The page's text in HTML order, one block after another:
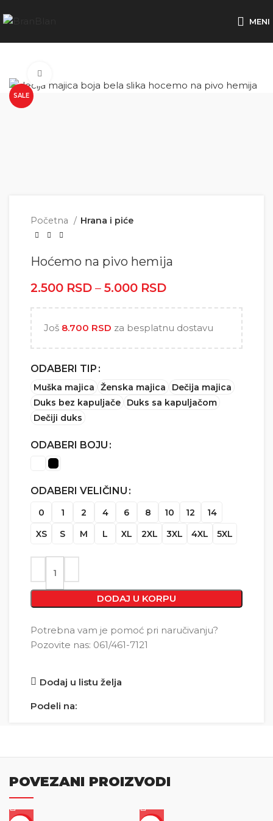
MENI
SALE
Početna Hrana i piće
Hoćemo na pivo hemija
2.500 RSD – 5.000 RSD
Još 8.700 RSD za besplatnu dostavu
ODABERI TIP
Muška majica Ženska majica
Dečija majica
Duks bez kapuljače
Duks sa kapuljačom
Dečiji duks
ODABERI BOJU
ODABERI VELIČINU
0 1 2 4 6 8 10 12
14
XS
S M L XL 2XL 3XL 4XL 5XL
DODAJ U KORPU
Potrebna vam je pomoć pri naručivanju?
Pozovite nas: 061/461-7121
Dodaj u listu želja
Podeli na:
POVEZANI PROIZVODI